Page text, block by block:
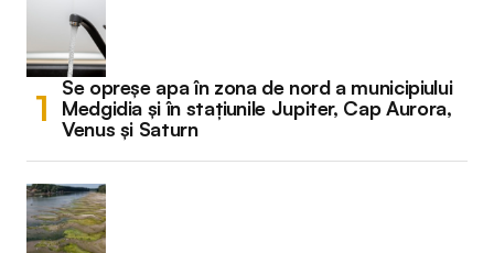
Se opreșe apa în zona de nord a municipiului
Medgidia și în stațiunile Jupiter, Cap Aurora,
Venus și Saturn